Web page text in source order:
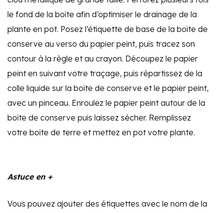
le fond de la boîte afin d’optimiser le drainage de la
plante en pot. Posez l’étiquette de base de la boîte de
conserve au verso du papier peint, puis tracez son
contour à la règle et au crayon. Découpez le papier
peint en suivant votre traçage, puis répartissez de la
colle liquide sur la boîte de conserve et le papier peint,
avec un pinceau. Enroulez le papier peint autour de la
boîte de conserve puis laissez sécher. Remplissez
votre boîte de terre et mettez en pot votre plante.
Astuce en +
Vous pouvez ajouter des étiquettes avec le nom de la